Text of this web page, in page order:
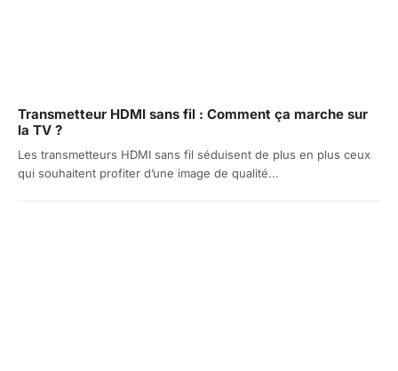
Transmetteur HDMI sans fil : Comment ça marche sur
la TV ?
Les transmetteurs HDMI sans fil séduisent de plus en plus ceux
qui souhaitent profiter d’une image de qualité...